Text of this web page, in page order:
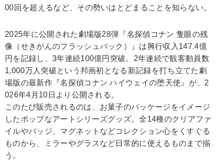
00回を超えるなど、その勢いはとどまることを知らない。
2025年に公開された劇場版28弾『名探偵コナン 隻眼の残
像（せきがんのフラッシュバック）』は興行収入147.4億
円を記録し、3年連続100億円突破。2年連続で観客動員数
1,000万人突破という邦画初となる新記録を打ち立てた劇
場版の最新作『名探偵コナン ハイウェイの堕天使』が、2
026年4月10日より公開される。
このたび販売されるのは、お菓子のパッケージをイメージ
したポップなアートシリーズグッズ。全14種のクリアファ
イルやバッジ、マグネットなどコレクション心をくすぐる
ものから、ミラーやグラスなど日常的に使えるものまで揃
う。